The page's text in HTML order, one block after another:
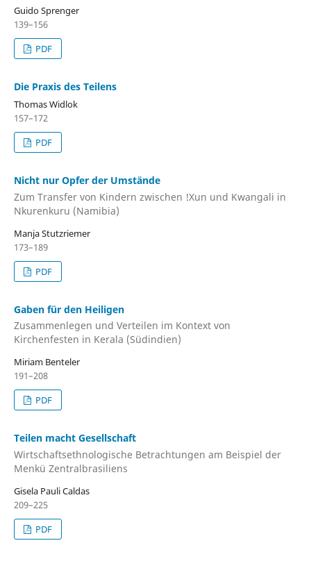
Guido Sprenger
139–156
PDF
Die Praxis des Teilens
Thomas Widlok
157–172
PDF
Nicht nur Opfer der Umstände
Zum Transfer von Kindern zwischen !Xun und Kwangali in
Nkurenkuru (Namibia)
Manja Stutzriemer
173–189
PDF
Gaben für den Heiligen
Zusammenlegen und Verteilen im Kontext von
Kirchenfesten in Kerala (Südindien)
Miriam Benteler
191–208
PDF
Teilen macht Gesellschaft
Wirtschaftsethnologische Betrachtungen am Beispiel der
Menkü Zentralbrasiliens
Gisela Pauli Caldas
209–225
PDF